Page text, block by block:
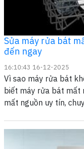
Sửa máy rửa bát
đến ngay
16:10:43 16-12-2025
Vì sao máy rửa bát
biết máy rửa bát mất
mất nguồn uy tín,